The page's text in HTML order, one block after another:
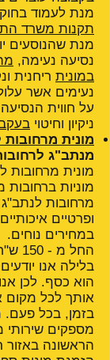
מנת לעמוד
תקנות משרד
מנת שהנוסעים
נסיעה נעימה,
במונית ריחנית
נעימים אשר
על חווית
ניקיון וחיטוי
מונית
מנתב"ג
מונית מרחובות
מוניות ברחובות
מרחובות
ופרטיים
במחירים נוחים.
בלילה אנו
הוא כסף. לכן
אותך לכל מקום
בזמן, בכל פעם.
מספקים שירותי
הראשונה באזור